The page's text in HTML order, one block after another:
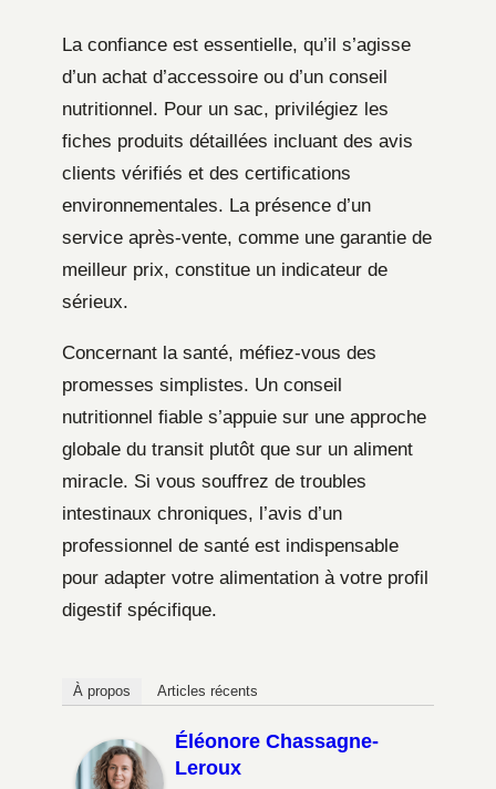
La confiance est essentielle, qu’il s’agisse
d’un achat d’accessoire ou d’un conseil
nutritionnel. Pour un sac, privilégiez les
fiches produits détaillées incluant des avis
clients vérifiés et des certifications
environnementales. La présence d’un
service après-vente, comme une garantie de
meilleur prix, constitue un indicateur de
sérieux.
Concernant la santé, méfiez-vous des
promesses simplistes. Un conseil
nutritionnel fiable s’appuie sur une approche
globale du transit plutôt que sur un aliment
miracle. Si vous souffrez de troubles
intestinaux chroniques, l’avis d’un
professionnel de santé est indispensable
pour adapter votre alimentation à votre profil
digestif spécifique.
À propos Articles récents
Éléonore Chassagne-
Leroux